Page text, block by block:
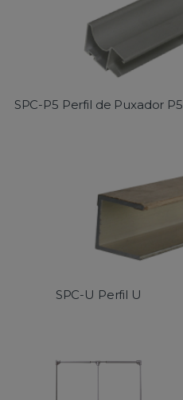
SPC-P5 Perfil de Puxador P5
SPC-U Perfil U